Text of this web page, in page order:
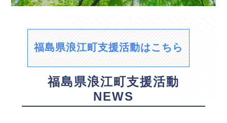
福島県浪江町支援活動はこちら
福島県浪江町支援活動
NEWS